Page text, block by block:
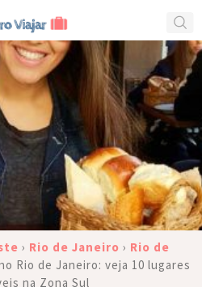
› Rio de Janeiro › Rio de
Rio de Janeiro: veja 10 lugares
na Zona Sul